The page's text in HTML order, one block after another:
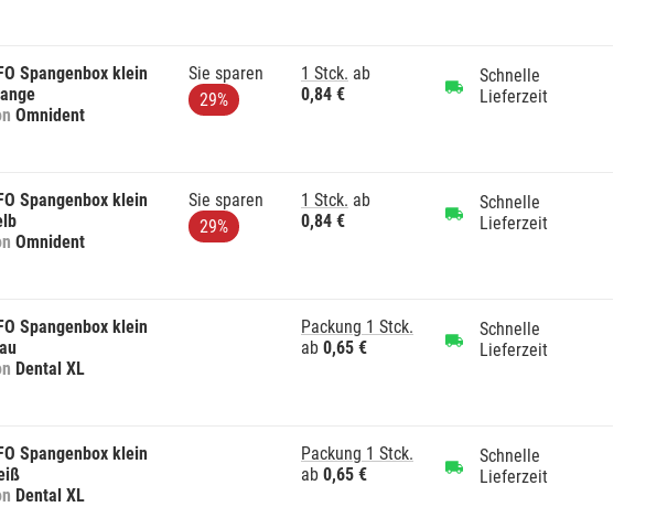
Spangenbox klein
Omnident
Sie sparen
29%
1 Stck. ab
0,84 €
Schnelle
Lieferzeit
Spangenbox klein
Omnident
Sie sparen
29%
1 Stck. ab
0,84 €
Schnelle
Lieferzeit
Spangenbox klein
Dental XL
Packung 1 Stck.
ab 0,65 €
Schnelle
Lieferzeit
Spangenbox klein
Dental XL
Packung 1 Stck.
ab 0,65 €
Schnelle
Lieferzeit